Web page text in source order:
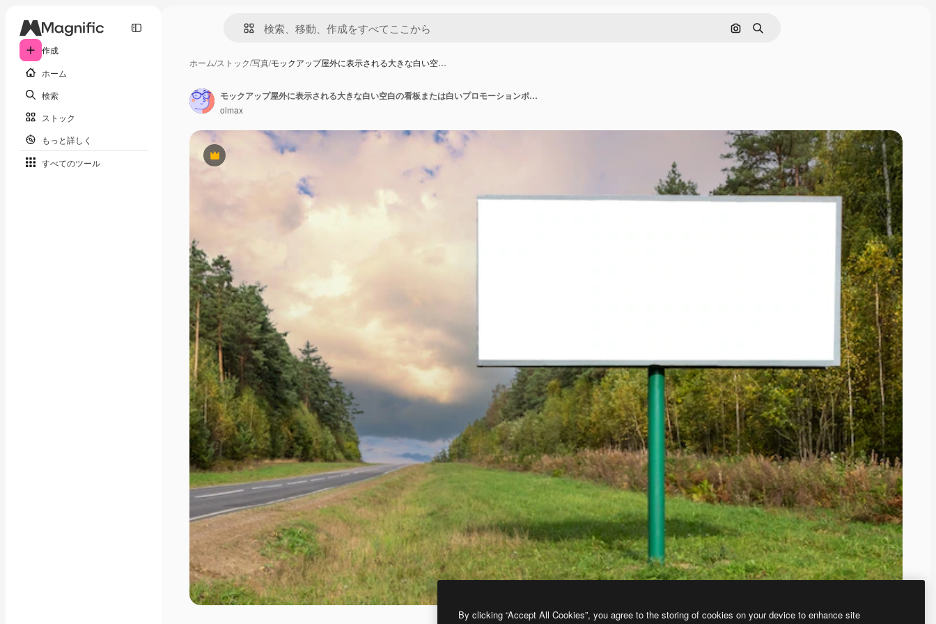
作成
ホーム
検索
ストック
もっと詳しく
すべてのツール
画像で検索
検索
ホーム/ストック/写真/モックアップ屋外に表示される大きな白い空…
Premium
モックアップ屋外に表示される大きな白い空白の看板または白いプロモーションポスター。マーケティング発表のプロモーション情報
olmax
By clicking “Accept All Cookies”, you agree to the storing of cookies on your device to enhance site